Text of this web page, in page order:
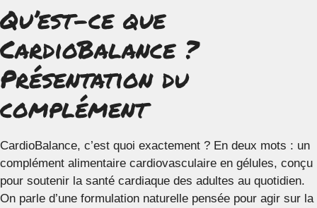
Qu’est-ce que
CardioBalance ?
Présentation du
complément
CardioBalance, c’est quoi exactement ? En deux mots : un
complément alimentaire cardiovasculaire en gélules, conçu
pour soutenir la santé cardiaque des adultes au quotidien.
On parle d’une formulation naturelle pensée pour agir sur la